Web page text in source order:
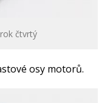
čtvrtý
osy motorů.